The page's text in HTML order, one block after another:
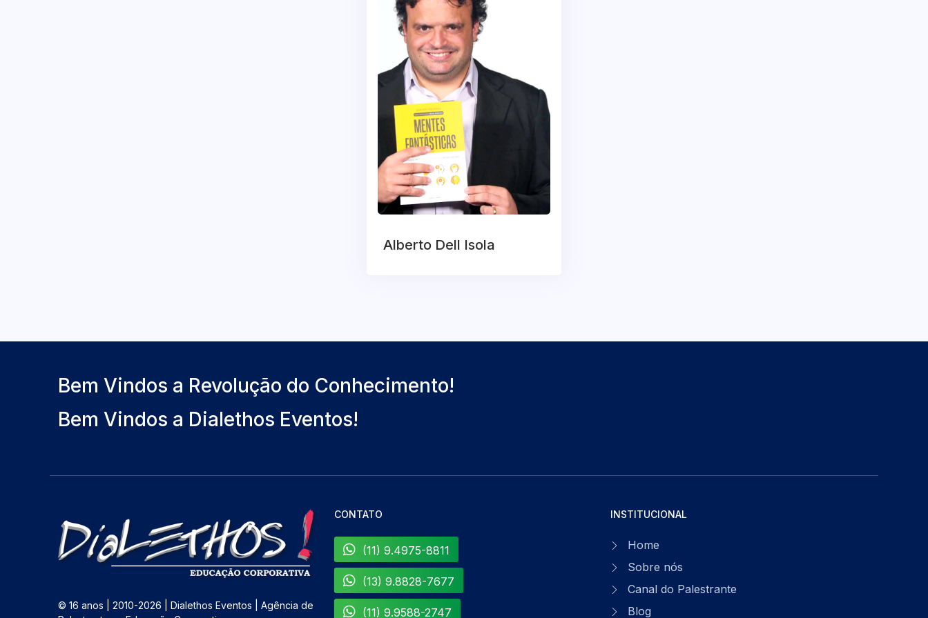
Alberto Dell Isola
Bem Vindos a Revolução do Conhecimento!
Bem Vindos a Dialethos Eventos!
© 16 anos | 2010-2026 | Dialethos Eventos | Agência de
CONTATO
(11) 9.4975-8811
(13) 9.8828-7677
(11) 9.9588-2747
INSTITUCIONAL
Home
Sobre nós
Canal do Palestrante
Blog